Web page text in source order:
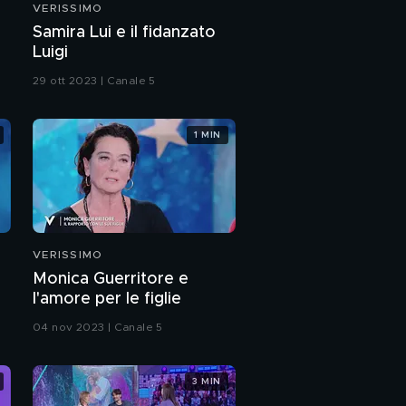
Toscano ad "Amici"
famiglia"
Sarah Toscano: "Vi
presento mio fratello
Sarah Toscano: "Il mio
rapporto con Holden"
Lorella Cuccarini: "Sono
orgogliosa del
"Sexy magica"
VERISSIMO
Samira Lui e il fidanzato
Luigi
29 ott 2023 | Canale 5
VERISSIMO
Monica Guerritore e
l'amore per le figlie
04 nov 2023 | Canale 5
1 MIN
3 MIN